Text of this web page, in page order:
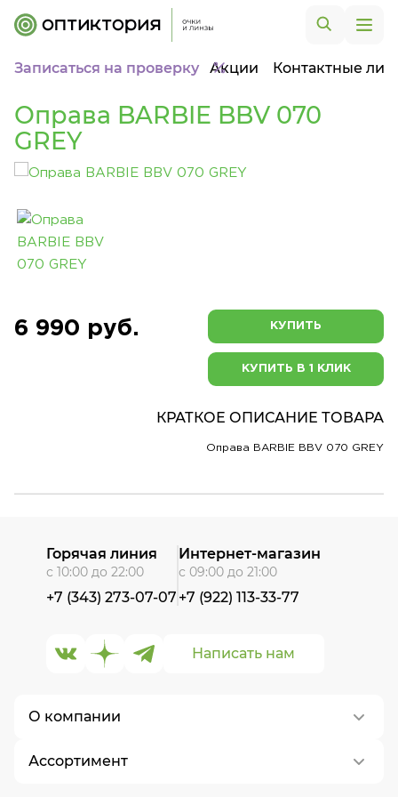
Записаться на проверку Акции Контактные
Оправа BARBIE BBV 070
GREY
6 990 руб. КУПИТЬ
КУПИТЬ В 1 КЛИК
КРАТКОЕ ОПИСАНИЕ ТОВАРА
Оправа BARBIE BBV 070 GREY
О компании
О нас
Ассортимент
Написать нам
Горячая линия
с 10:00 до 22:00
+7 (343) 273-07-07
Интернет-магазин
с 09:00 до 21:00
+7 (922) 113-33-77